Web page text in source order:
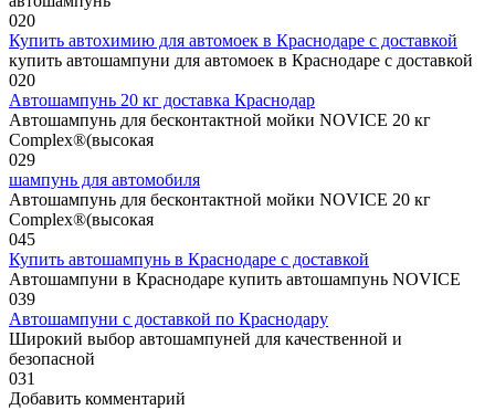
020
Купить автохимию для автомоек в Краснодаре с доставкой
купить автошампуни для автомоек в Краснодаре с доставкой
020
Автошампунь 20 кг доставка Краснодар
Автошампунь для бесконтактной мойки NOVICE 20 кг
Complex®(высокая
029
шампунь для автомобиля
Автошампунь для бесконтактной мойки NOVICE 20 кг
Complex®(высокая
045
Купить автошампунь в Краснодаре с доставкой
Автошампуни в Краснодаре купить автошампунь NOVICE
039
Автошампуни с доставкой по Краснодару
Широкий выбор автошампуней для качественной и
безопасной
031
Добавить комментарий